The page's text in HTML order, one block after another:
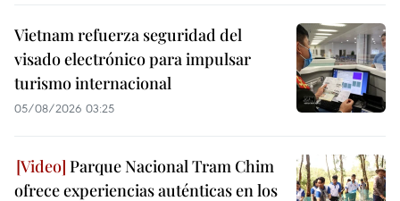
Vietnam refuerza seguridad del
visado electrónico para impulsar
turismo internacional
05/08/2026 03:25
Parque Nacional Tram Chim
ofrece experiencias auténticas en los